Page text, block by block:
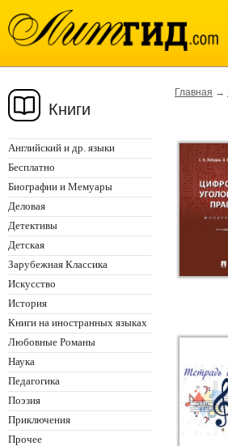
Книги
Английский и др. языки
Бесплатно
Биографии и Мемуары
Деловая
Детективы
Детская
Зарубежная Классика
Искусство
История
Книги на иностранных языках
Любовные Романы
Наука
Педагогика
Поэзия
Приключения
Прочее
Главная →